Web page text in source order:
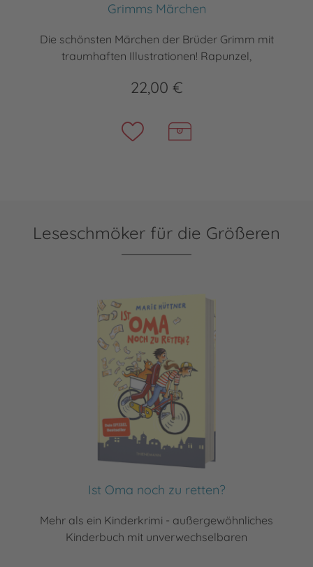
Grimms Märchen
Die schönsten Märchen der Brüder Grimm mit
traumhaften Illustrationen! Rapunzel,
22,00 €
Leseschmöker für die Größeren
Ist Oma noch zu retten?
Mehr als ein Kinderkrimi - außergewöhnliches
Kinderbuch mit unverwechselbaren